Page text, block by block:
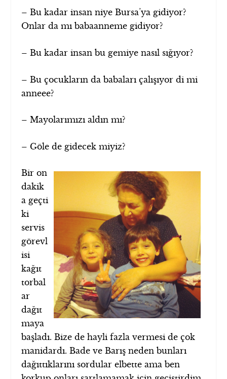
– Bu kadar insan niye Bursa’ya gidiyor?
Onlar da mı babaanneme gidiyor?
– Bu kadar insan bu gemiye nasıl sığıyor?
– Bu çocukların da babaları çalışıyor di mi
anneee?
– Mayolarımızı aldın mı?
– Göle de gidecek miyiz?
Bir on
dakik
a geçti
ki
servis
görevl
isi
kağıt
torbal
ar
dağıt
maya
başladı. Bize de hayli fazla vermesi de çok
manidardı. Bade ve Barış neden bunları
dağıttıklarını sordular elbette ama ben